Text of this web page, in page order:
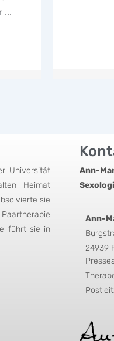
Universität
Heimat
sie
führt sie in
Ann-
Ann-
24939